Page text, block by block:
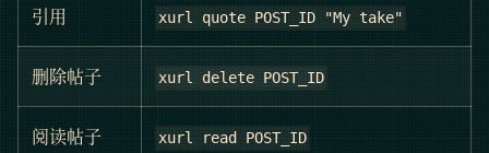
引用 xurl quote POST_ID "My take"
删除帖子 xurl delete POST_ID
阅读帖子 xurl read POST_ID